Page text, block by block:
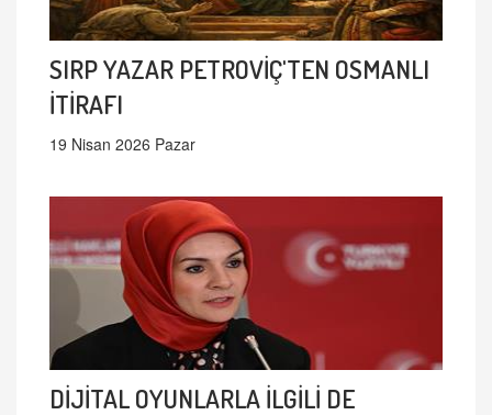
SIRP YAZAR PETROVİÇ'TEN OSMANLI
İTİRAFI
19 Nisan 2026 Pazar
DİJİTAL OYUNLARLA İLGİLİ DE